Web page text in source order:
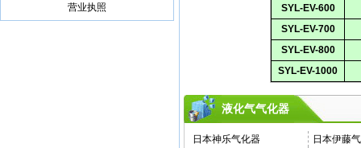
营业执照
SYL-EV-600
SYL-EV-700
SYL-EV-800
SYL-EV-1000
液化气气化器
日本神乐气化器
日本伊藤